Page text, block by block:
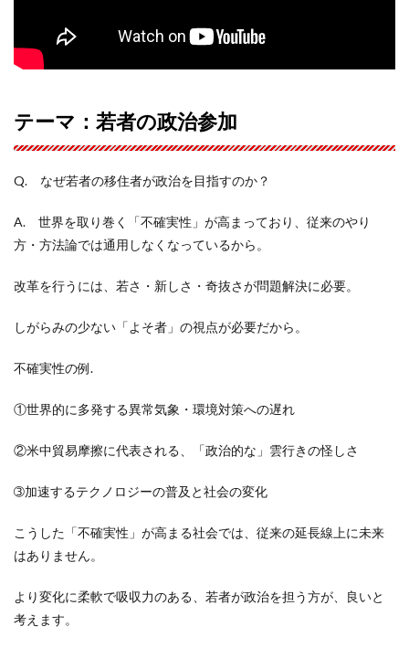
テーマ：若者の政治参加
Q. なぜ若者の移住者が政治を目指すのか？
A. 世界を取り巻く「不確実性」が高まっており、従来のやり
方・方法論では通用しなくなっているから。
改革を行うには、若さ・新しさ・奇抜さが問題解決に必要。
しがらみの少ない「よそ者」の視点が必要だから。
不確実性の例.
①世界的に多発する異常気象・環境対策への遅れ
②米中貿易摩擦に代表される、「政治的な」雲行きの怪しさ
➂加速するテクノロジーの普及と社会の変化
こうした「不確実性」が高まる社会では、従来の延長線上に未来
はありません。
より変化に柔軟で吸収力のある、若者が政治を担う方が、良いと
考えます。